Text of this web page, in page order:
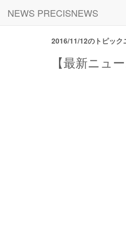
NEWS PRECISNEWS
2016/11/12のトピック
【最新ニュ